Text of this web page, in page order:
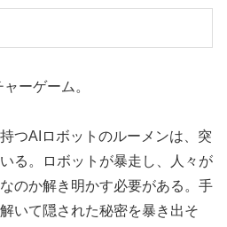
ーゲーム。
つAIロボットのルーメンは、突
る。ロボットが暴走し、人々が
のか解き明かす必要がある。手
いて隠された秘密を暴き出そ